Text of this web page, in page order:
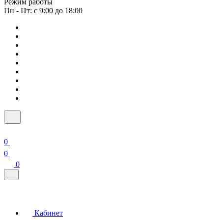
Режим работы
Пн - Пт: с 9:00 до 18:00
0
0
0
Кабинет